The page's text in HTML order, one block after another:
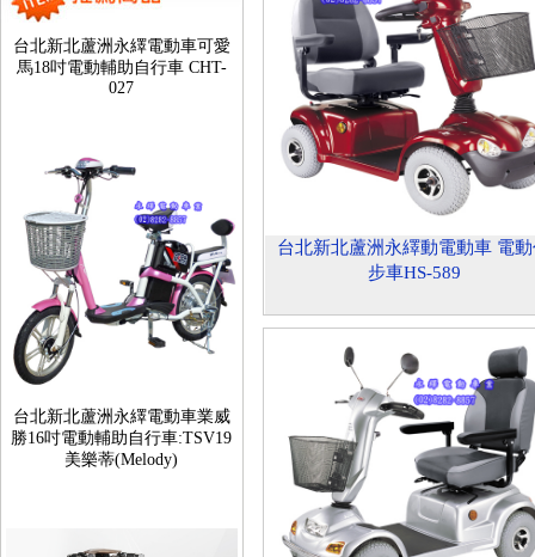
台北新北蘆洲永繹電動車可愛
027
台北新北蘆洲永繹電動車業威
美樂蒂(Melody)
台北新北蘆洲永繹動電動車 電
步車HS-589